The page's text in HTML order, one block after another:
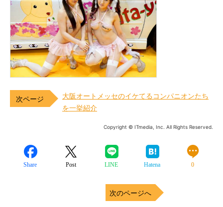
大阪オートメッセのイケてるコンパニオンたち
を一挙紹介
Copyright © ITmedia, Inc. All Rights Reserved.
Share Post LINE Hatena 0
次のページへ